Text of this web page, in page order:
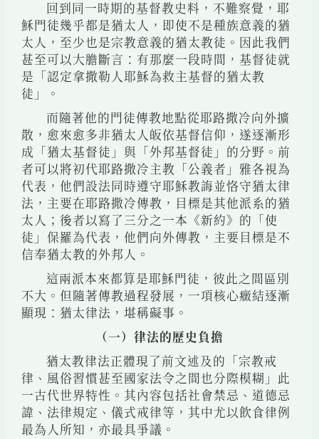
回到同一時期的基督教史料，不難察覺，耶
穌門徒幾乎都是猶太人，即使不是種族意義的猶
太人，至少也是宗教意義的猶太教徒。因此我們
甚至可以大膽斷言：有那麼一段時間，基督徒就
是「認定拿撒勒人耶穌為救主基督的猶太教
徒」。
而隨著他的門徒傳教地點從耶路撒冷向外擴
散，愈來愈多非猶太人皈依基督信仰，遂逐漸形
成「猶太基督徒」與「外邦基督徒」的分野。前
者可以將初代耶路撒冷主教「公義者」雅各視為
代表，他們設法同時遵守耶穌教誨並恪守猶太律
法，主要在耶路撒冷傳教，目標是其他派系的猶
太人；後者以寫了三分之一本《新約》的「使
徒」保羅為代表，他們向外傳教，主要目標是不
信奉猶太教的外邦人。
這兩派本來都算是耶穌門徒，彼此之間區別
不大。但隨著傳教過程發展，一項核心癥結逐漸
顯現：猶太律法，堪稱礙事。
（一）律法的歷史負擔
猶太教律法正體現了前文述及的「宗教戒
律、風俗習慣甚至國家法令之間也分際模糊」此
一古代世界特性。其內容包括社會禁忌、道德忌
諱、法律規定、儀式戒律等，其中尤以飲食律例
最為人所知，亦最具爭議。